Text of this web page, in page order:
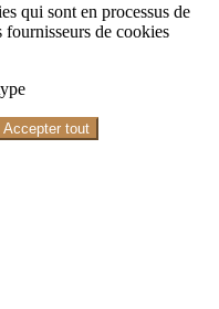
qui sont en processus de
de cookies
Accepter tout